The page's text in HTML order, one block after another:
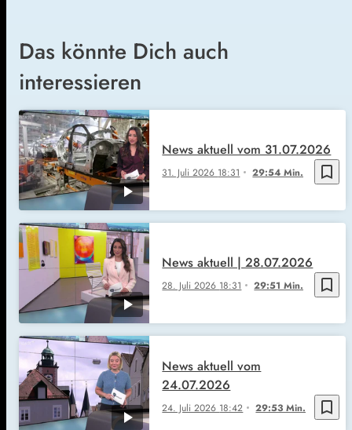
Das könnte Dich auch
interessieren
bookmark_border
31. Juli 2026 18:31 29:54 Min.
News aktuell vom 31.07.2026
bookmark_border
28. Juli 2026 18:31 29:51 Min.
News aktuell | 28.07.2026
bookmark_border
24. Juli 2026 18:42 29:53 Min.
News aktuell vom
24.07.2026